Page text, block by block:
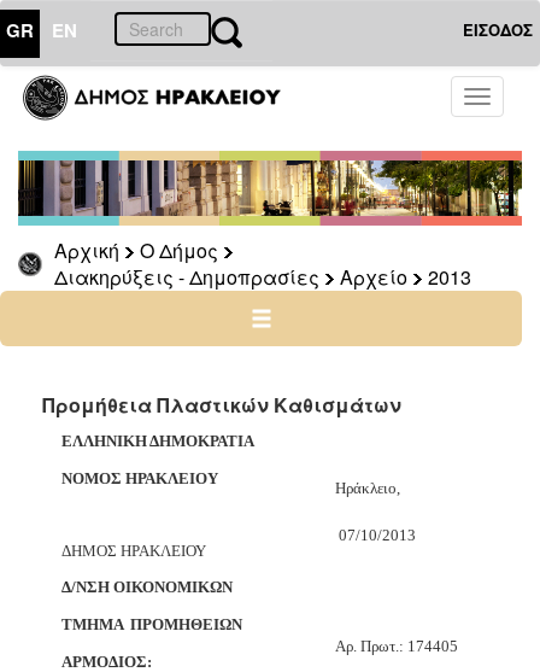
GR EN ΕΙΣΟΔΟΣ
Toggle
Αρχική
Ο Δήμος
Διακηρύξεις - Δημοπρασίες
Αρχείο 2013
ΔΗΜΟΣ
Διακηρύξεις
-
Δημοπρασίες
Αρχείο
2026
2024
2022
Προμήθεια Πλαστικών Καθισμάτων
ΕΛΛΗΝΙΚΗ ΔΗΜΟΚΡΑΤΙΑ
ΝΟΜΟΣ ΗΡΑΚΛΕΙΟΥ
ΔΗΜΟΣ ΗΡΑΚΛΕΙΟΥ
Δ/ΝΣΗ ΟΙΚΟΝΟΜΙΚΩΝ
ΤΜΗΜΑ ΠΡΟΜΗΘΕΙΩΝ
ΑΡΜΟΔΙΟΣ:
Ηράκλειο,
07/10/2013
Aρ. Πρωτ.: 174405